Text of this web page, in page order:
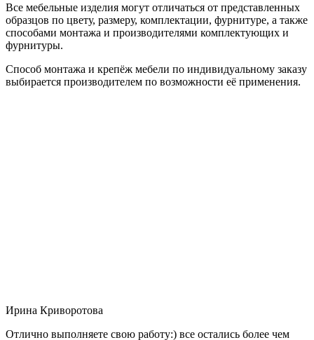
Все мебельные изделия могут отличаться от представленных
образцов по цвету, размеру, комплектации, фурнитуре, а также
способами монтажа и производителями комплектующих и
фурнитуры.
Способ монтажа и крепёж мебели по индивидуальному заказу
выбирается производителем по возможности её применения.
Ирина Криворотова
Отлично выполняете свою работу:) все остались более чем